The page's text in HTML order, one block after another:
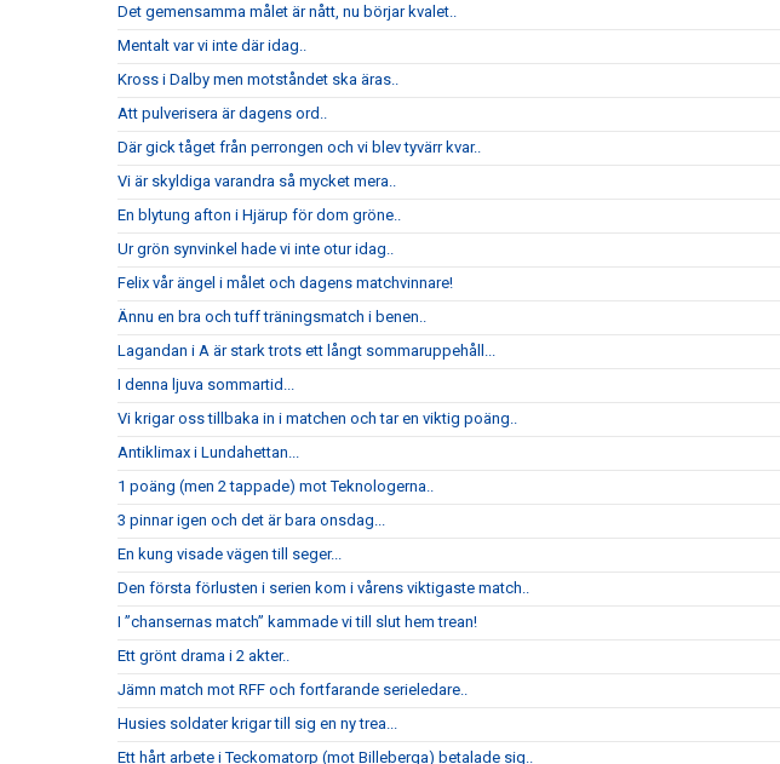
Det gemensamma målet är nått, nu börjar kvalet..
Mentalt var vi inte där idag..
Kross i Dalby men motståndet ska äras..
Att pulverisera är dagens ord..
Där gick tåget från perrongen och vi blev tyvärr kvar..
Vi är skyldiga varandra så mycket mera..
En blytung afton i Hjärup för dom gröne..
Ur grön synvinkel hade vi inte otur idag..
Felix vår ängel i målet och dagens matchvinnare!
Ännu en bra och tuff träningsmatch i benen..
Lagandan i A är stark trots ett långt sommaruppehåll...
I denna ljuva sommartid...
Vi krigar oss tillbaka in i matchen och tar en viktig poäng..
Antiklimax i Lundahettan...
1 poäng (men 2 tappade) mot Teknologerna..
3 pinnar igen och det är bara onsdag...
En kung visade vägen till seger...
Den första förlusten i serien kom i vårens viktigaste match..
I ”chansernas match” kammade vi till slut hem trean!
Ett grönt drama i 2 akter..
Jämn match mot RFF och fortfarande serieledare..
Husies soldater krigar till sig en ny trea...
Ett hårt arbete i Teckomatorp (mot Billeberga) betalade sig..